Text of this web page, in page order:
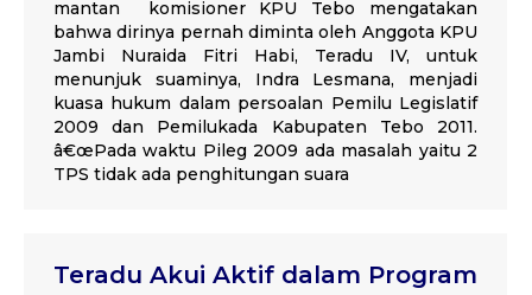
mantan komisioner KPU Tebo mengatakan
bahwa dirinya pernah diminta oleh Anggota KPU
Jambi Nuraida Fitri Habi, Teradu IV, untuk
menunjuk suaminya, Indra Lesmana, menjadi
kuasa hukum dalam persoalan Pemilu Legislatif
2009 dan Pemilukada Kabupaten Tebo 2011.
â€œPada waktu Pileg 2009 ada masalah yaitu 2
TPS tidak ada penghitungan suara
Teradu Akui Aktif dalam Program